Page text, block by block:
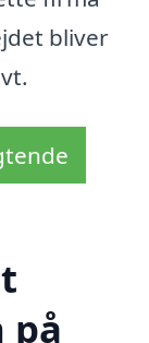
bliver
på